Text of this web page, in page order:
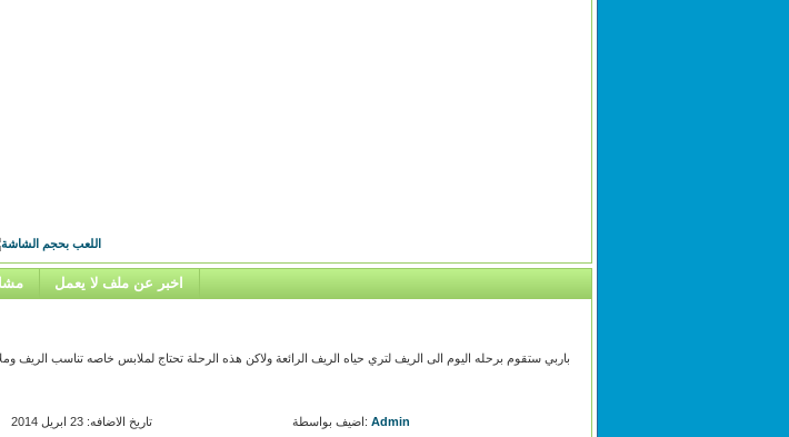
اخبر عن ملف لا يعمل
باربي ستقوم برحله اليوم الى الريف لتري حياه الريف الرائعة ولاكن هذه الرحلة تحتاج لملابس خاصه تناسب الريف
تاريخ الاضافه: 23 ابريل 2014 اضيف بواسطة: Admin